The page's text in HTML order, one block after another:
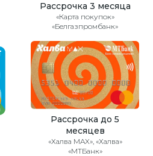
Рассрочка 3 месяца
«Карта покупок»
«Белгазпромбанк»
Рассрочка до 5
месяцев
«Халва MAX», «Халва»
«МТБанк»